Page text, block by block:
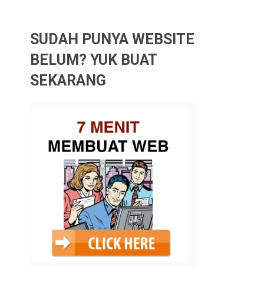
SUDAH PUNYA WEBSITE
BELUM? YUK BUAT
SEKARANG